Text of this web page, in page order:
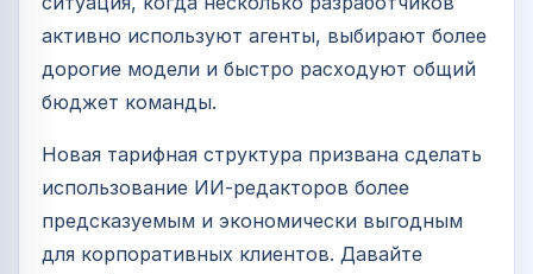
активно используют агенты, выбирают более
дорогие модели и быстро расходуют общий
бюджет команды.
Новая тарифная структура призвана сделать
использование ИИ-редакторов более
предсказуемым и экономически выгодным
для корпоративных клиентов. Давайте